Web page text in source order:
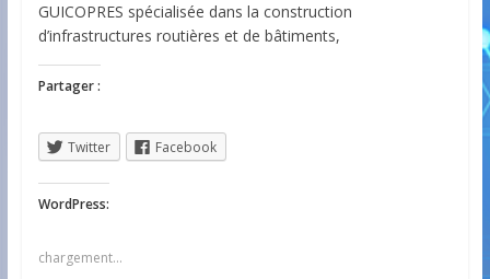
GUICOPRES spécialisée dans la construction
d’infrastructures routières et de bâtiments,
Partager :
Twitter Facebook
WordPress:
chargement…